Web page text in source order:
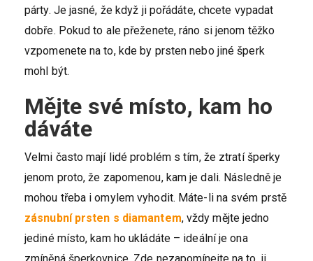
párty. Je jasné, že když ji pořádáte, chcete vypadat
dobře. Pokud to ale přeženete, ráno si jenom těžko
vzpomenete na to, kde by prsten nebo jiné šperk
mohl být.
Mějte své místo, kam ho
dáváte
Velmi často mají lidé problém s tím, že ztratí šperky
jenom proto, že zapomenou, kam je dali. Následně je
mohou třeba i omylem vyhodit. Máte-li na svém prstě
zásnubní prsten s diamantem, vždy mějte jedno
jediné místo, kam ho ukládáte – ideální je ona